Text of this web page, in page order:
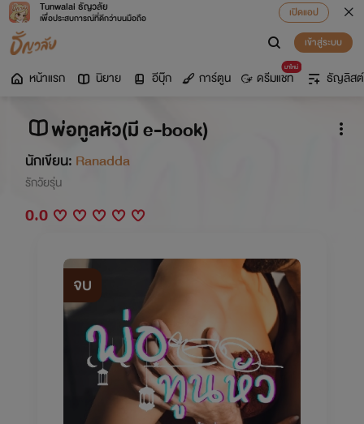
Tunwalai ธัญวลัย
เพื่อประสบการณ์ที่ดีกว่าบนมือถือ
เปิดแอป
เข้าสู่ระบบ
หน้าแรก นิยาย อีบุ๊ก การ์ตูน
มาใหม่
ดรีมแชท ธัญลิสต์
พ่อทูลหัว(มี e-book)
นักเขียน: Ranadda
รักวัยรุ่น
0.0
จบ